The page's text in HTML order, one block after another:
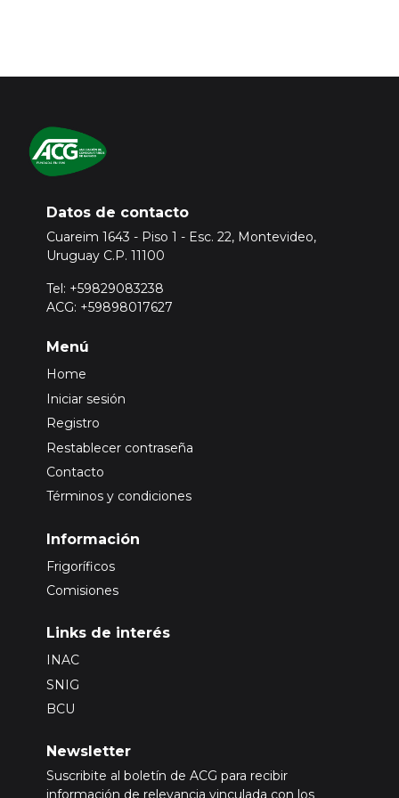
Datos de contacto
Cuareim 1643 - Piso 1 - Esc. 22, Montevideo,
Uruguay C.P. 11100
Tel: +59829083238
ACG: +59898017627
Menú
Home
Iniciar sesión
Registro
Restablecer contraseña
Contacto
Términos y condiciones
Información
Frigoríficos
Comisiones
Links de interés
INAC
SNIG
BCU
Newsletter
Suscribite al boletín de ACG para recibir